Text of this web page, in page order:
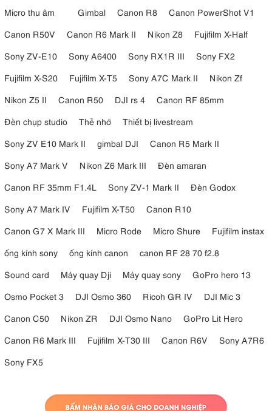
Micro thu âm Gimbal Canon R8
Canon PowerShot V1
Canon R50V
Canon R6 Mark II Nikon Z8
Fujifilm X-Half
Sony ZV-E10
Sony A6400 Sony RX1R III
Sony FX2
Fujifilm X-S20
Fujifilm X-T5 Sony A7C Mark II
Nikon Zf
Nikon Z5 II
Canon R50 DJI rs 4
Canon RF 85mm
Đèn chụp studio
Thẻ nhớ
Thiết bị livestream
Sony ZV E10 Mark II
gimbal DJI
Canon R5 Mark II
Sony A7 Mark V
Nikon Z6 Mark III
Đèn amaran
Canon RF 35mm F1.4L
Sony ZV-1 Mark II
Đèn Godox
Sony A7 Mark IV
Fujifilm X-T50
Canon R10
Canon G7 X Mark III
Micro Rode Micro Shure
Fujifilm instax
ống kính sony
ống kính canon
canon RF 28 70 f2.8
Sound card
Máy quay Dji Máy quay sony
GoPro hero 13
Osmo Pocket 3
DJI Osmo 360 Ricoh GR IV
DJI Mic 3
Canon C50
Nikon ZR DJI Osmo Nano
GoPro Lit Hero
Canon R6 Mark III
Fujifilm X-T30 III Canon R6V
Sony A7R6
Sony FX5